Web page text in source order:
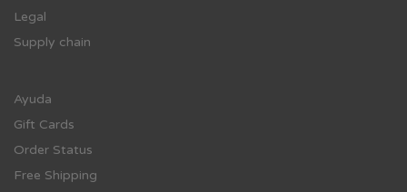
Legal
Supply chain
Ayuda
Gift Cards
Order Status
Free Shipping